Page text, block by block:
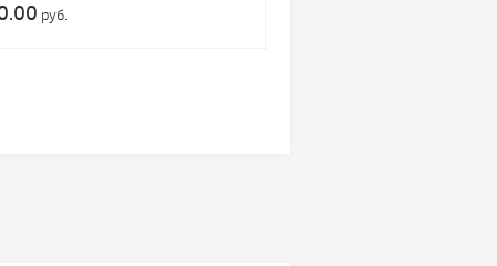
руб.